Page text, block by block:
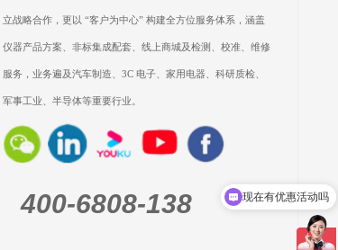
立战略合作，更以 “客户为中心” 构建全方位服务体系，涵盖
仪器产品方案、非标集成配套、线上商城及检测、校准、维修
服务，业务遍及汽车制造、3C 电子、家用电器、科研质检、
军事工业、半导体等重要行业。
400-6808-138 可以介绍下你们的产品么